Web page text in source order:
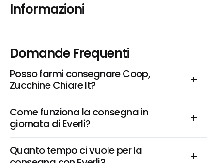
Informazioni
Domande Frequenti
Posso farmi consegnare Coop,
Zucchine Chiare It?
Come funziona la consegna in
giornata di Everli?
Quanto tempo ci vuole per la